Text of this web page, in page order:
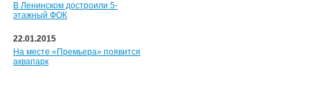
В Ленинском достроили 5-
этажный ФОК
22.01.2015
На месте «Премьера» появится
аквапарк